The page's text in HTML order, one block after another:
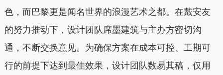
色，而巴黎更是闻名世界的浪漫艺术之都。在戴安友
的努力推动下，设计团队席墨建筑与主办方密切沟
通，不断交换意见。为确保方案在成本可控、工期可
行的前提下达到最佳效果，设计团队数易其稿，仅用